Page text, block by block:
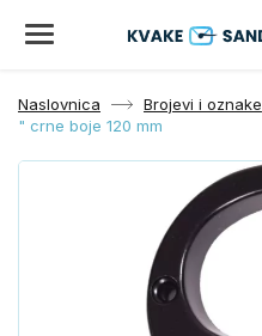
Naslovnica Brojevi i oznake
" crne boje 120 mm